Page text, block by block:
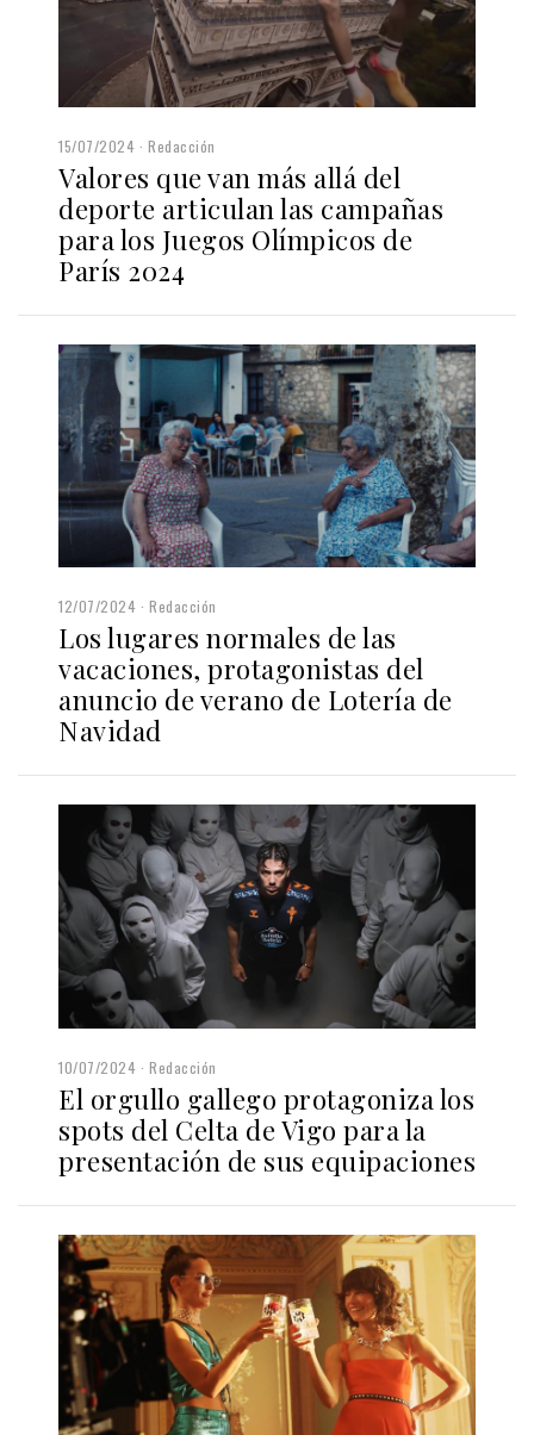
15/07/2024 Redacción
Valores que van más allá del
deporte articulan las campañas
para los Juegos Olímpicos de
París 2024
12/07/2024 Redacción
Los lugares normales de las
vacaciones, protagonistas del
anuncio de verano de Lotería de
Navidad
10/07/2024 Redacción
El orgullo gallego protagoniza los
spots del Celta de Vigo para la
presentación de sus equipaciones